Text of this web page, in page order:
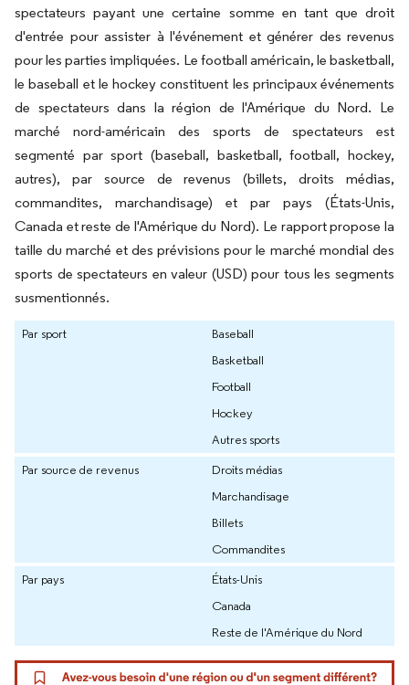
spectateurs payant une certaine somme en tant que droit
d'entrée pour assister à l'événement et générer des revenus
pour les parties impliquées. Le football américain, le basketball,
le baseball et le hockey constituent les principaux événements
de spectateurs dans la région de l'Amérique du Nord. Le
marché nord-américain des sports de spectateurs est
segmenté par sport (baseball, basketball, football, hockey,
autres), par source de revenus (billets, droits médias,
commandites, marchandisage) et par pays (États-Unis,
Canada et reste de l'Amérique du Nord). Le rapport propose la
taille du marché et des prévisions pour le marché mondial des
sports de spectateurs en valeur (USD) pour tous les segments
susmentionnés.
Par sport
Baseball
Basketball
Football
Hockey
Autres sports
Par source de revenus
Droits médias
Marchandisage
Billets
Commandites
Par pays
États-Unis
Canada
Reste de l'Amérique du Nord